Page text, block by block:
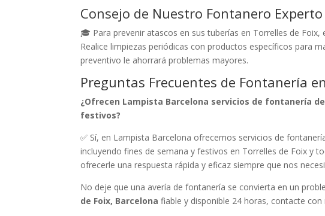
Consejo de Nuestro Fontanero Experto
🎓 Para prevenir atascos en sus tuberías en Torrelles de
Realice limpiezas periódicas con productos específicos para
preventivo le ahorrará problemas mayores.
Preguntas Frecuentes de Fontanería
¿Ofrecen Lampista Barcelona servicios de fontanería
festivos?
✅ Sí, en Lampista Barcelona ofrecemos servicios de
incluyendo fines de semana y festivos en Torrelles de Foix y
ofrecerle una respuesta rápida y eficaz siempre que nos
No deje que una avería de fontanería se convierta en un
de Foix, Barcelona fiable y disponible 24 horas, contacte con